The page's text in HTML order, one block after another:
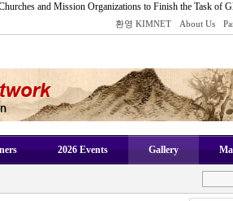
and Mission Organizations to Finish the Task of
환영 KIMNET About Us
2026 Events Gallery